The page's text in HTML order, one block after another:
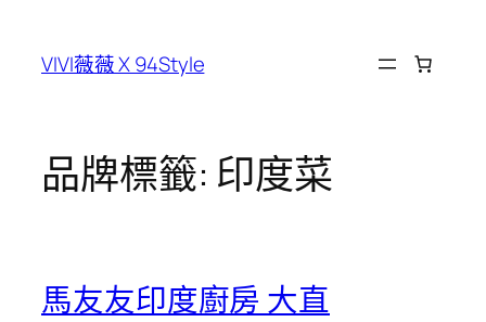
VIVI薇薇 X 94Style
品牌標籤: 印度菜
馬友友印度廚房 大直